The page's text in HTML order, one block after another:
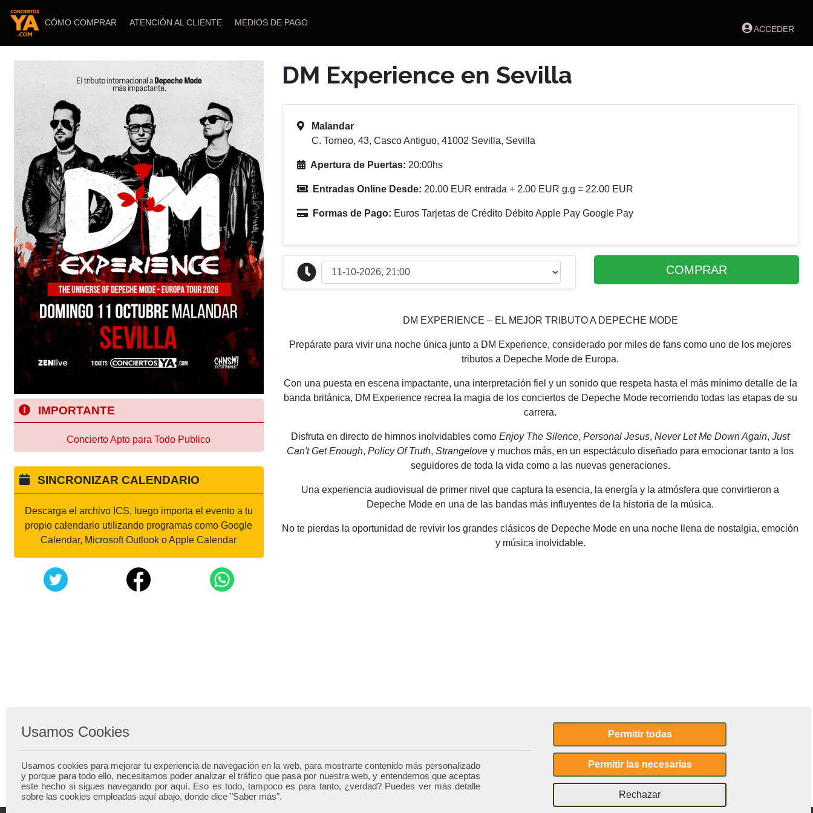
CÓMO COMPRAR ATENCIÓN AL CLIENTE MEDIOS DE PAGO
ACCEDER
IMPORTANTE
Concierto Apto para Todo Publico
SINCRONIZAR CALENDARIO
Descarga el archivo ICS, luego importa el evento a tu
propio calendario utilizando programas como Google
Calendar, Microsoft Outlook o Apple Calendar
DM Experience en Sevilla
Malandar
C. Torneo, 43, Casco Antiguo, 41002 Sevilla, Sevilla
Apertura de Puertas: 20:00hs
Entradas Online Desde: 20.00 EUR entrada + 2.00 EUR g.g = 22.00 EUR
Formas de Pago: Euros Tarjetas de Crédito Débito Apple Pay Google Pay
COMPRAR
DM EXPERIENCE – EL MEJOR TRIBUTO A DEPECHE MODE
Prepárate para vivir una noche única junto a DM Experience, considerado por miles de fans como uno de los mejores
tributos a Depeche Mode de Europa.
Con una puesta en escena impactante, una interpretación fiel y un sonido que respeta hasta el más mínimo detalle de la
banda británica, DM Experience recrea la magia de los conciertos de Depeche Mode recorriendo todas las etapas de su
carrera.
Disfruta en directo de himnos inolvidables comoEnjoy The Silence,Personal Jesus,Never Let Me Down Again,Just
Can't Get Enough,Policy Of Truth,Strangelove y muchos más, en un espectáculo diseñado para emocionar tanto a los
seguidores de toda la vida como a las nuevas generaciones.
Una experiencia audiovisual de primer nivel que captura la esencia, la energía y la atmósfera que convirtieron a
Depeche Mode en una de las bandas más influyentes de la historia de la música.
No te pierdas la oportunidad de revivir los grandes clásicos de Depeche Mode en una noche llena de nostalgia, emoción
y música inolvidable.
Usamos Cookies
Usamos cookies para mejorar tu experiencia de navegación en la web, para mostrarte contenido más personalizado
y porque para todo ello, necesitamos poder analizar el tráfico que pasa por nuestra web, y entendemos que aceptas
este hecho si sigues navegando por aquí. Eso es todo, tampoco es para tanto, ¿verdad? Puedes ver más detalle
sobre las cookies empleadas aquí abajo, donde dice "Saber más".
Permitir todas
Permitir las necesarias
Rechazar